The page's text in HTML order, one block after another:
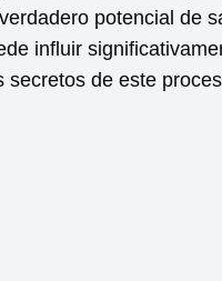
potencial de
influir
de este